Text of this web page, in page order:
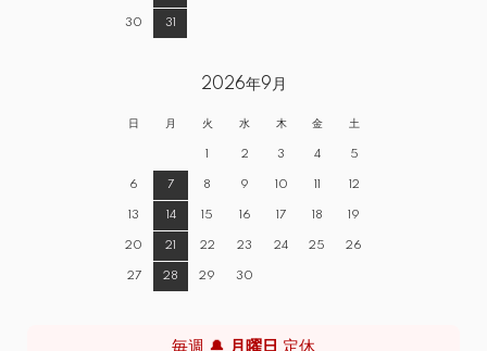
30 31
2026年9月
日 月 火 水 木 金 土
1 2 3 4 5
6 7 8 9 10 11 12
13 14 15 16 17 18 19
20 21 22 23 24 25 26
27 28 29 30
毎週 🔔 月曜日 定休